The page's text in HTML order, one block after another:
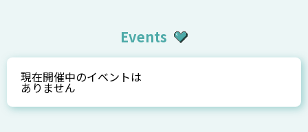
Events
現在開催中のイベントは
ありません